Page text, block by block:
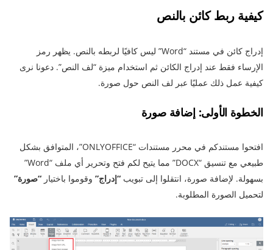
كيفية ربط كائن بالنص
إدراج كائن في مستند “Word” ليس كافيًا لربطه بالنص. يظهر رمز
الإرساء فقط عند إدراج الكائن ثم استخدام ميزة “لف النص”. دعونا نرى
كيفية عمل ذلك عمليًا عبر لف النص حول صورة.
الخطوة الأولى: إضافة صورة
افتحوا مستندكم في محرر مستندات “ONLYOFFICE”، المتوافق بشكل
طبيعي مع تنسيق “DOCX” مما يتيح لكم فتح وتحرير أي ملف “Word”
بسهولة. لإضافة صورة، انتقلوا إلى تبويب “إدراج” وقوموا باختيار “صورة”
لتحميل الصورة المطلوبة.